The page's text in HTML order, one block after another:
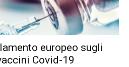
europeo sugli
Covid-19